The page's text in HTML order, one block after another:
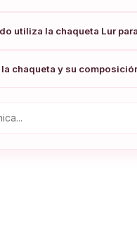
utiliza la chaqueta Lur
chaqueta y su